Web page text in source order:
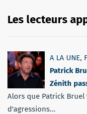
Les lecteurs
A LA UNE,
Patrick
Zénith
Alors que Patrick
d'agressions...